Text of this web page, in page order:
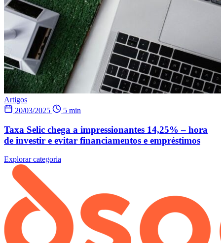
Artigos
20/03/2025
5 min
Taxa Selic chega a impressionantes 14,25% – hora
de investir e evitar financiamentos e empréstimos
Explorar categoria